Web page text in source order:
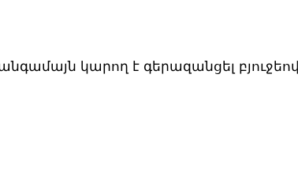
կարող է գերազանցել